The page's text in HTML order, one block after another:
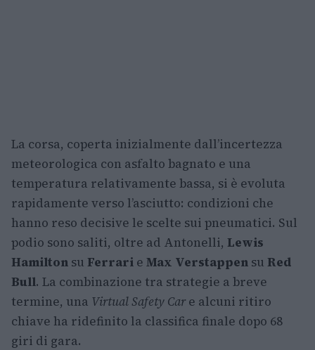
La corsa, coperta inizialmente dall’incertezza
meteorologica con asfalto bagnato e una
temperatura relativamente bassa, si è evoluta
rapidamente verso l’asciutto: condizioni che
hanno reso decisive le scelte sui pneumatici. Sul
podio sono saliti, oltre ad Antonelli, Lewis
Hamilton su Ferrari e Max Verstappen su Red
Bull. La combinazione tra strategie a breve
termine, una Virtual Safety Car e alcuni ritiro
chiave ha ridefinito la classifica finale dopo 68
giri di gara.